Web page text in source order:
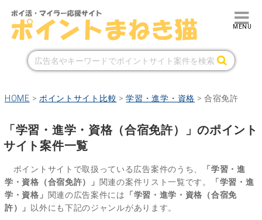
HOME > ポイントサイト比較 >学習・進学・資格 >合宿免許
「学習・進学・資格（合宿免許）」のポイント
サイト案件一覧
ポイントサイトで取扱っている広告案件のうち、
「学習・進
学・資格（合宿免許）」 関連の案件リスト一覧です。
「学習・進
学・資格」 関連の広告案件には
「学習・進学・資格（合宿免
許）」
以外にも下記のジャンルがあります。